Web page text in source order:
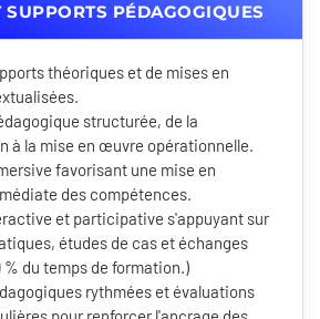
SUPPORTS PÉDAGOGIQUES
théoriques et de mises en
structurée, de la
à la mise en œuvre opérationnelle.
favorisant une mise en
des compétences.
et participative s'appuyant sur
études de cas et échanges
du temps de formation.)
rythmées et évaluations